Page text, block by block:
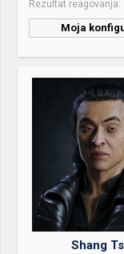
Case:
PSU:
Optical drives:
Mice &
keyboard:
Internet:
OS & Browser:
Rezultat reagovanja
Moja
Motherboard:
RAM:
VGA & cooler:
Display:
HDD:
Shang